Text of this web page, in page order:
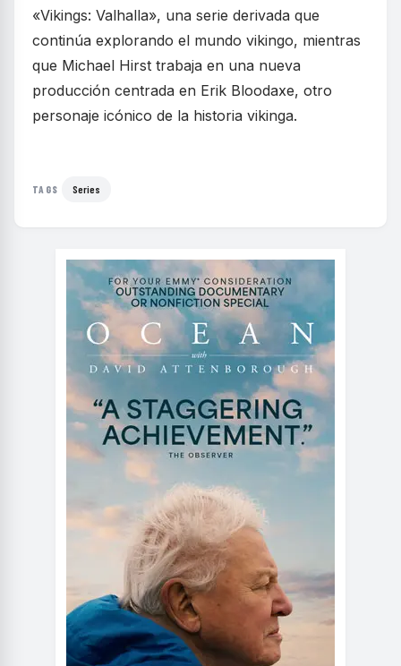
«Vikings: Valhalla», una serie derivada que
continúa explorando el mundo vikingo, mientras
que Michael Hirst trabaja en una nueva
producción centrada en Erik Bloodaxe, otro
personaje icónico de la historia vikinga.
TAGS Series